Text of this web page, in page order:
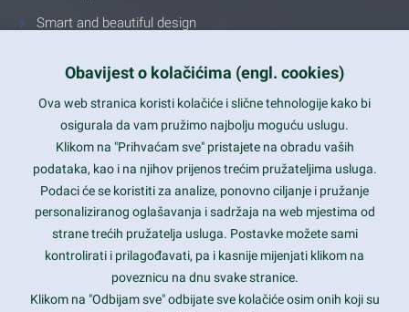
Smart and beautiful design
Latest trends and much more...
Contact Info
1600 Amphitheatre Parkway, Mountain View, CA 94043
prothemes.net@gmail.com
Obavijest o kolačićima (engl. cookies)
Ova web stranica koristi kolačiće i slične tehnologije kako bi
osigurala da vam pružimo najbolju moguću uslugu.
Klikom na "Prihvaćam sve" pristajete na obradu vaših
podataka, kao i na njihov prijenos trećim pružateljima usluga.
Podaci će se koristiti za analize, ponovno ciljanje i pružanje
personaliziranog oglašavanja i sadržaja na web mjestima od
strane trećih pružatelja usluga. Postavke možete sami
kontrolirati i prilagođavati, pa i kasnije mijenjati klikom na
poveznicu na dnu svake stranice.
Klikom na "Odbijam sve" odbijate sve kolačiće osim onih koji su